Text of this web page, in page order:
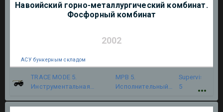
Навоийский горно-металлургический комбинат.
Фосфорный комбинат
2002
АСУ бункерным складом
TRACE MODE 5.
Инструментальная
МРВ 5.
Исполнительный
Supervisor
5